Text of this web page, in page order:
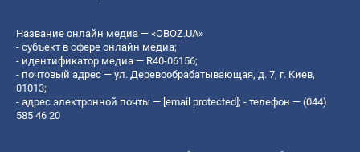
Название онлайн медиа — «OBOZ.UA»
- субъект в сфере онлайн медиа;
- идентификатор медиа — R40-06156;
- почтовый адрес — ул. Деревообрабатывающая, д. 7, г. Киев,
01013;
- адрес электронной почты — [email protected] ; - телефон — (044)
585 46 20